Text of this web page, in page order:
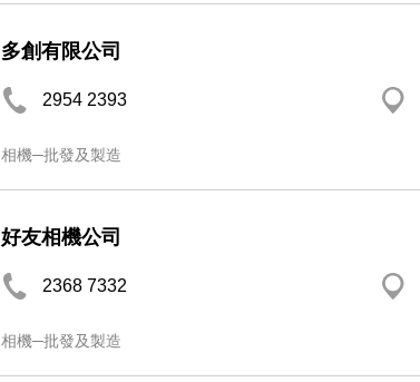
多創有限公司
2954 2393
相機─批發及製造
好友相機公司
2368 7332
相機─批發及製造